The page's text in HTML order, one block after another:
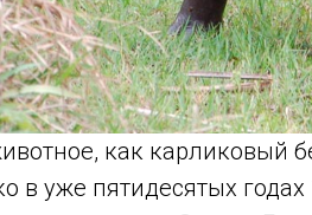
как карликовый
в уже пятидесятых